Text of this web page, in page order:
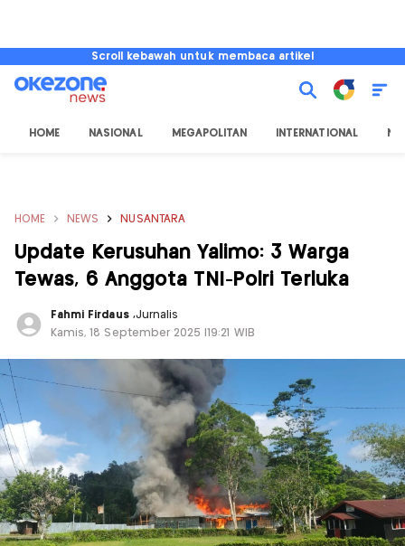
Scroll kebawah untuk membaca artikel
HOME NASIONAL MEGAPOLITAN INTERNATIONAL
HOME NEWS NUSANTARA
Update Kerusuhan Yalimo: 3 Warga
Tewas, 6 Anggota TNI-Polri Terluka
Fahmi Firdaus ,Jurnalis
Kamis, 18 September 2025 |19:21 WIB